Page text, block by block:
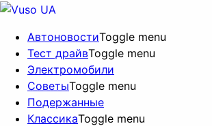
АвтоновостиToggle menu
Тест драйвToggle menu
Электромобили
СоветыToggle menu
Подержанные
КлассикаToggle menu